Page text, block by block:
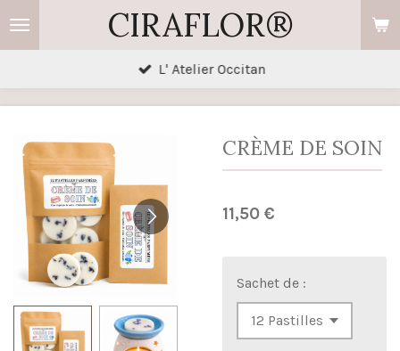
Passer
principal
CIRAFLOR®
L' Atelier Occitan
CRÈME DE SOIN
11,50 €
Sachet de :